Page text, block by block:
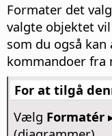
Formater det
valgte objektet
som du også
kommandoer fra
For at tilgå
Vælg Formatér